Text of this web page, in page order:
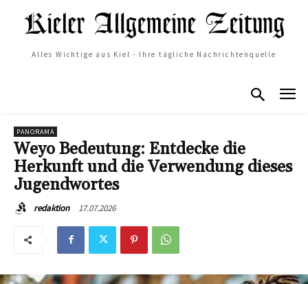
Alles Wichtige aus Kiel - Ihre tägliche Nachrichtenquelle
PANORAMA
Weyo Bedeutung: Entdecke die
Herkunft und die Verwendung dieses
Jugendwortes
redaktion 17.07.2026